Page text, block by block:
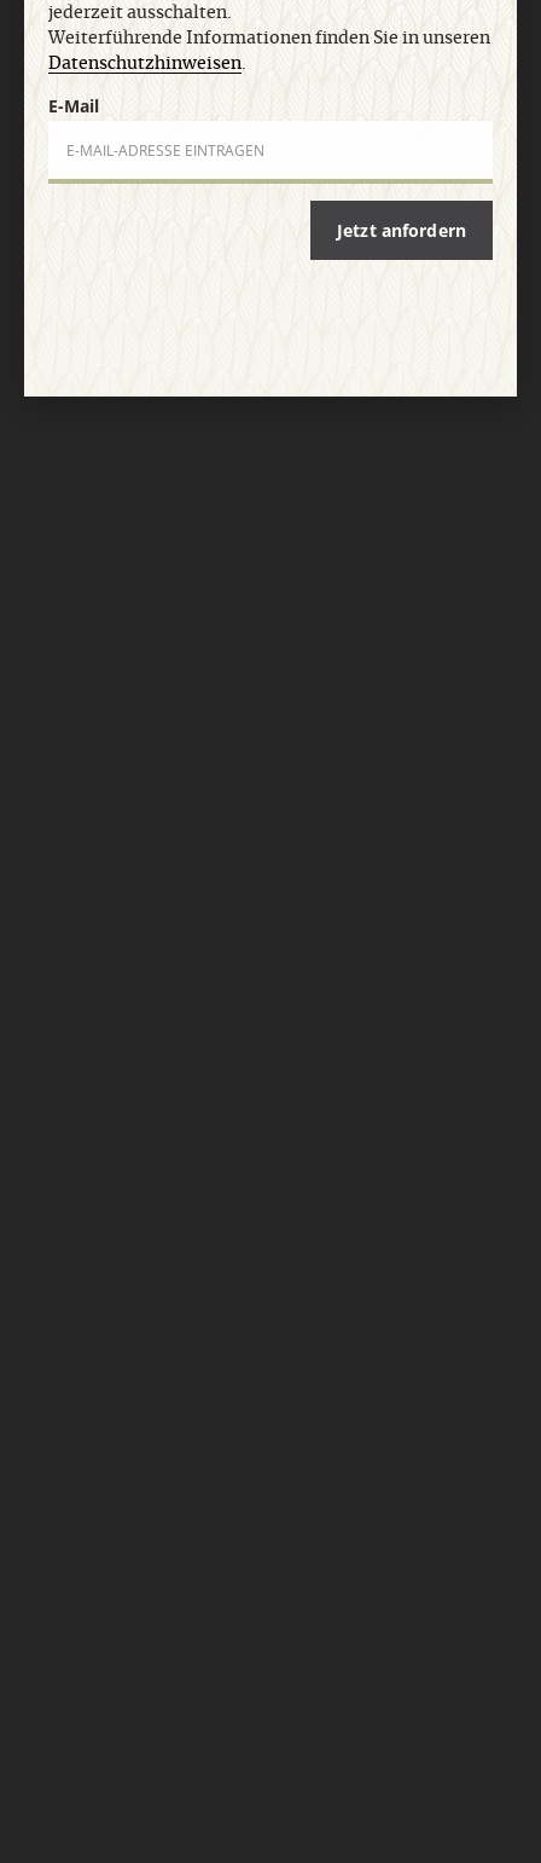
jederzeit ausschalten.
Weiterführende Informationen finden Sie in unseren
Datenschutzhinweisen.
E-Mail
Jetzt anfordern